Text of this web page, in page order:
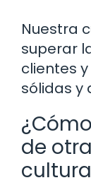
Nuestra
superar
clientes
sólidas y
de